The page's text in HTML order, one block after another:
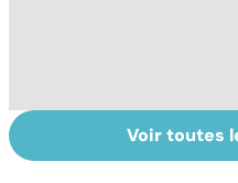
Pourquoi et
comment
Voir toutes